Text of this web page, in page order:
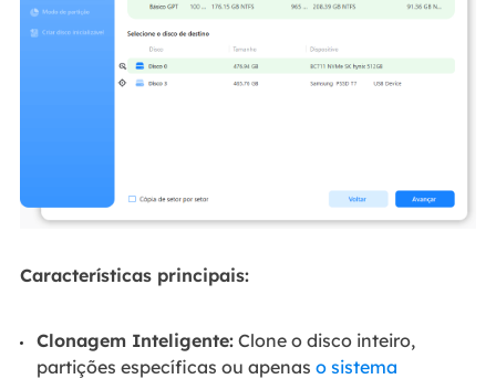
Características principais:
Clonagem Inteligente:Clone o disco inteiro,
partições específicas ou apenas o sistema